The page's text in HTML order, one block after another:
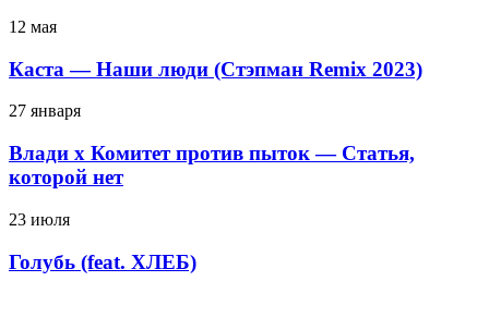
12 мая
Каста — Наши люди (Стэпман Remix 2023)
27 января
Влади х Комитет против пыток — Статья,
которой нет
23 июля
Голубь (feat. ХЛЕБ)